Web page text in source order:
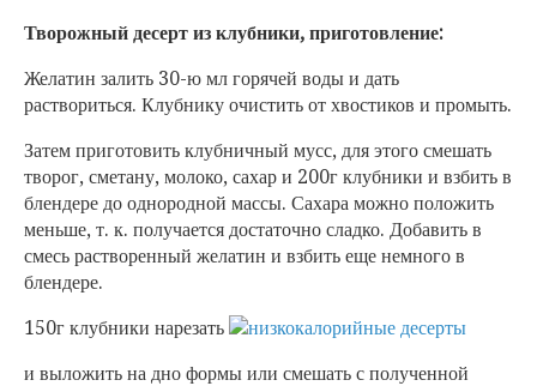
Творожный десерт из клубники, приготовление:
Желатин залить 30-ю мл горячей воды и дать
раствориться. Клубнику очистить от хвостиков и промыть.
Затем приготовить клубничный мусс, для этого смешать
творог, сметану, молоко, сахар и 200г клубники и взбить в
блендере до однородной массы. Сахара можно положить
меньше, т. к. получается достаточно сладко. Добавить в
смесь растворенный желатин и взбить еще немного в
блендере.
150г клубники нарезать
и выложить на дно формы или смешать с полученной